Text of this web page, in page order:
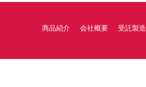
商品紹介 会社概要 受託製造